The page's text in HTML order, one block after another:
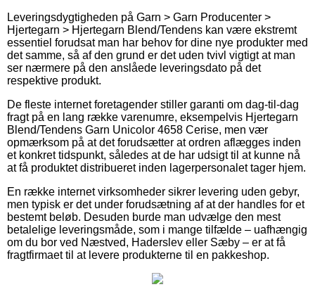
Leveringsdygtigheden på Garn > Garn Producenter >
Hjertegarn > Hjertegarn Blend/Tendens kan være ekstremt
essentiel forudsat man har behov for dine nye produkter med
det samme, så af den grund er det uden tvivl vigtigt at man
ser nærmere på den anslåede leveringsdato på det
respektive produkt.
De fleste internet foretagender stiller garanti om dag-til-dag
fragt på en lang række varenumre, eksempelvis Hjertegarn
Blend/Tendens Garn Unicolor 4658 Cerise, men vær
opmærksom på at det forudsætter at ordren aflægges inden
et konkret tidspunkt, således at de har udsigt til at kunne nå
at få produktet distribueret inden lagerpersonalet tager hjem.
En række internet virksomheder sikrer levering uden gebyr,
men typisk er det under forudsætning af at der handles for et
bestemt beløb. Desuden burde man udvælge den mest
betalelige leveringsmåde, som i mange tilfælde – uafhængig
om du bor ved Næstved, Haderslev eller Sæby – er at få
fragtfirmaet til at levere produkterne til en pakkeshop.